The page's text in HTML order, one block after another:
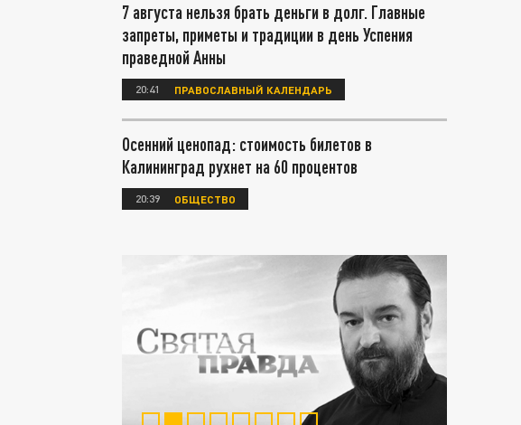
7 августа нельзя брать деньги в долг. Главные
запреты, приметы и традиции в день Успения
праведной Анны
20:41 ПРАВОСЛАВНЫЙ КАЛЕНДАРЬ
Осенний ценопад: стоимость билетов в
Калининград рухнет на 60 процентов
20:39 ОБЩЕСТВО